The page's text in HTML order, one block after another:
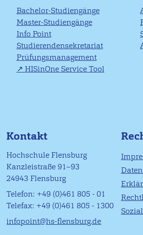
Bachelor-Studiengänge
Master-Studiengänge
Info Point
Studierendensekretariat
Prüfungsmanagement
HISinOne Service Tool
Kontakt
Hochschule Flensburg
Kanzleistraße 91–93
24943 Flensburg
Telefon: +49 (0)461 805 - 01
Telefax: +49 (0)461 805 - 1300
infopoint@hs-flensburg.de